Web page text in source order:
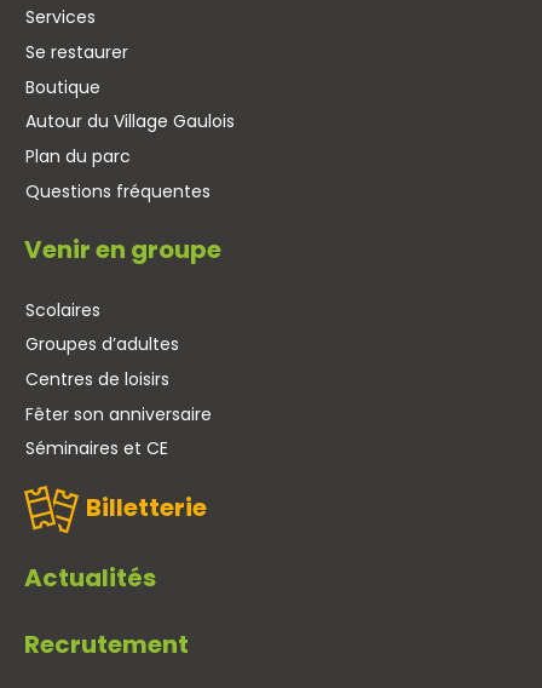
Services
Se restaurer
Boutique
Autour du Village Gaulois
Plan du parc
Questions fréquentes
Venir en groupe
Scolaires
Groupes d’adultes
Centres de loisirs
Fêter son anniversaire
Séminaires et CE
Billetterie
Actualités
Recrutement